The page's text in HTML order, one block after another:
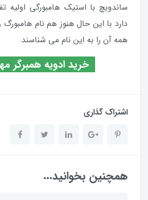
ساندویچ با استیک هامبورگی
دارد با این حال هنوز هم نام
همه آن را به این نام می شناسند.
خرید ادویه همبرگر
اشتراک گذاری
همچنین بخوانید...